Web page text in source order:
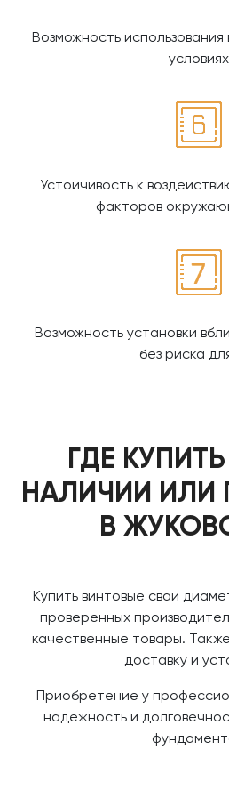
Возможность использования
условиях
Устойчивость к
факторов
Возможность установки
без риска
ГДЕ
НАЛИЧИИ ИЛИ
В
Купить винтовые сваи
проверенных
качественные товары.
доставку и
Приобретение у
надежность и